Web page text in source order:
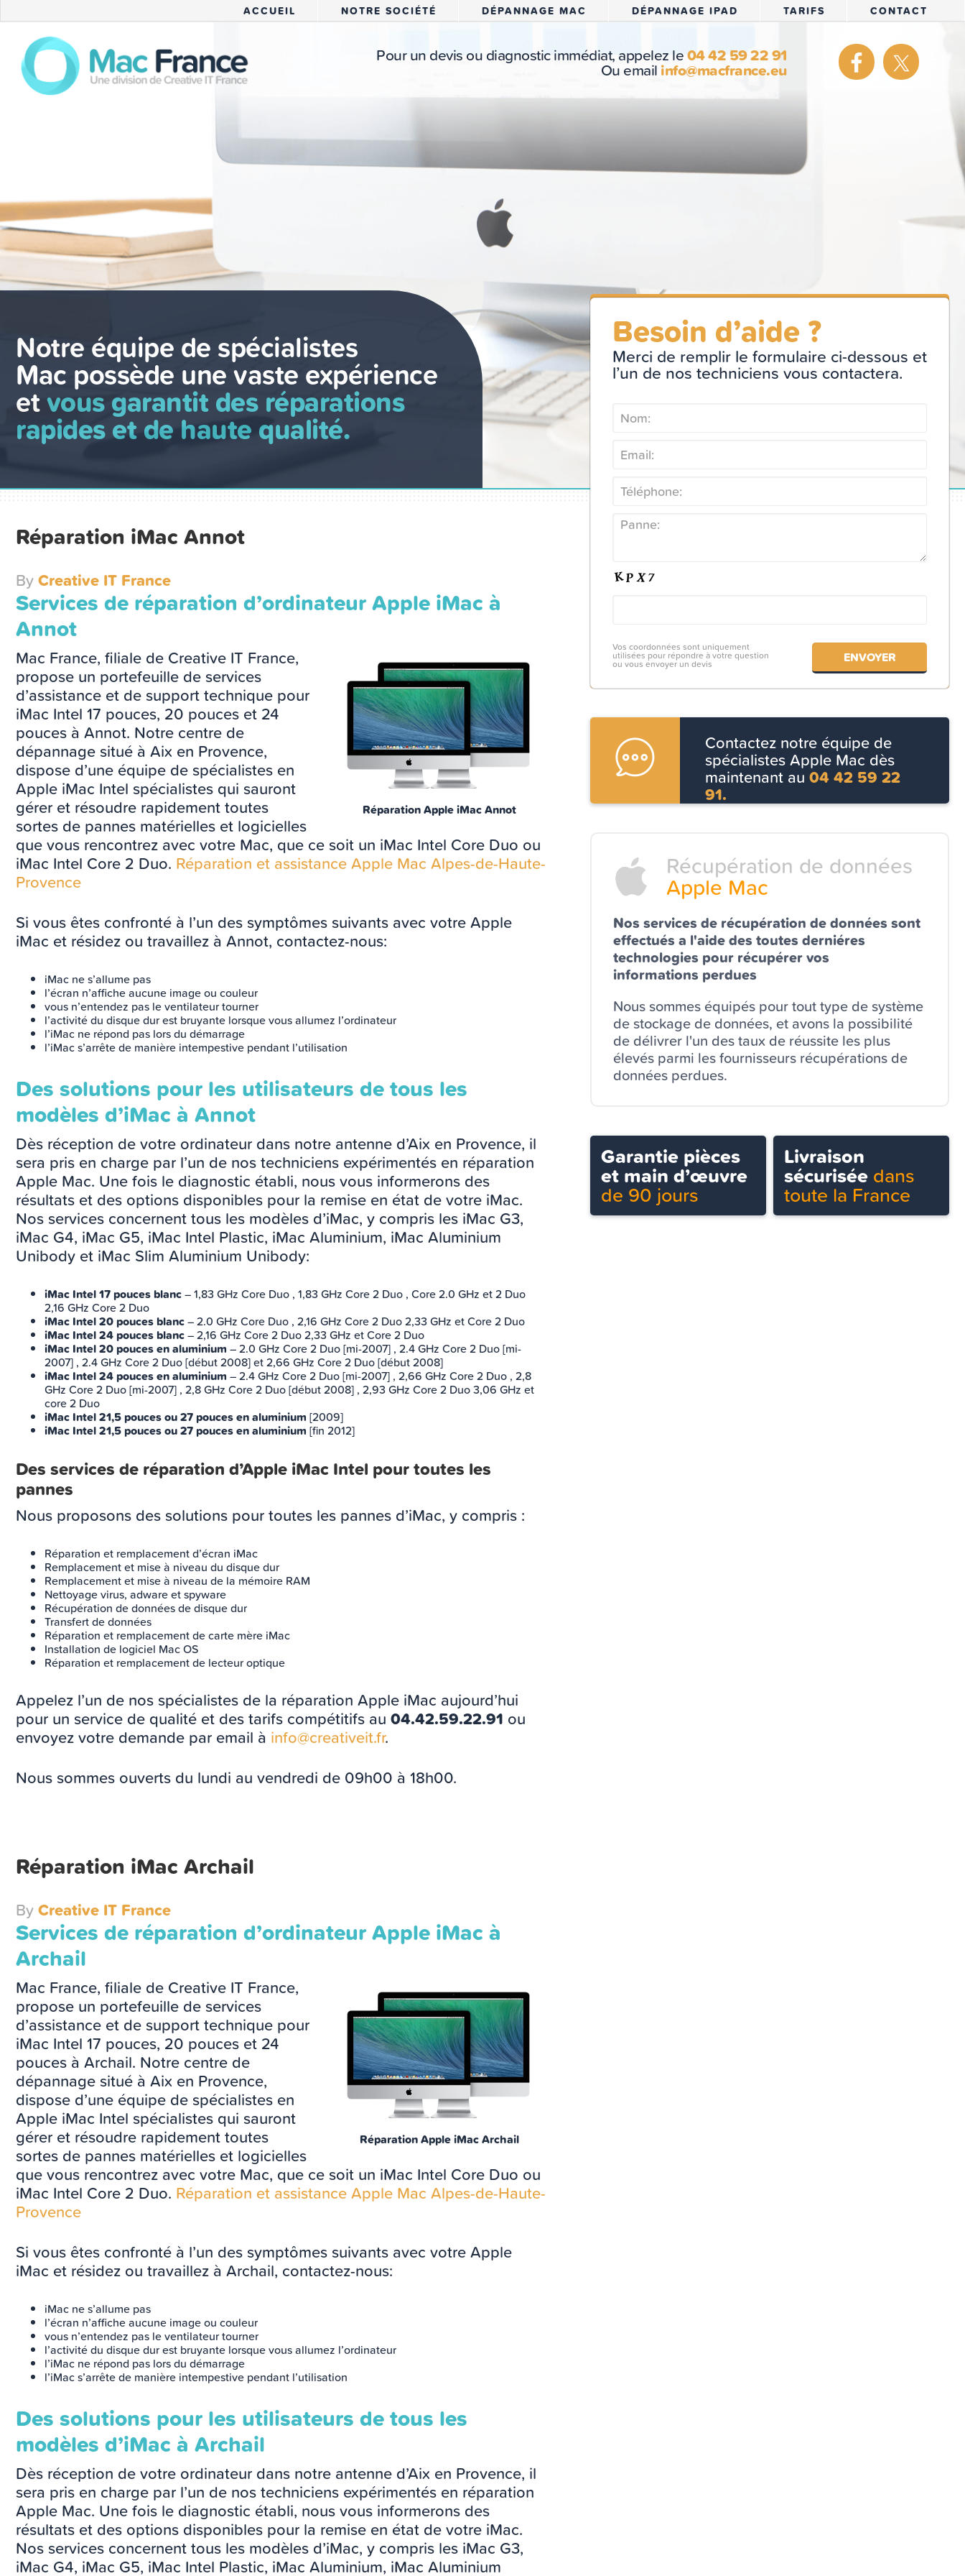
ACCUEIL NOTRE SOCIÉTÉ DÉPANNAGE MAC DÉPANNAGE IPAD TARIFS CONTACT
Pour un devis ou diagnostic immédiat, appelez le04 42 59 22 91
Ou emailinfo@macfrance.eu
Notre équipe de spécialistes
Mac possède une vaste expérience
etvous garantit des réparations
rapides et de haute qualité.
Réparation iMac Annot
ByCreative IT France
Services de réparation d’ordinateur Apple iMac à
Annot
Réparation Apple iMac Annot
Mac France, filiale de Creative IT France,
propose un portefeuille de services
d’assistance et de support technique pour
iMac Intel 17 pouces, 20 pouces et 24
pouces à Annot. Notre centre de
dépannage situé à Aix en Provence,
dispose d’une équipe de spécialistes en
Apple iMac Intel spécialistes qui sauront
gérer et résoudre rapidement toutes
sortes de pannes matérielles et logicielles
que vous rencontrez avec votre Mac, que ce soit un iMac Intel Core Duo ou
iMac Intel Core 2 Duo. Réparation et assistance Apple Mac Alpes-de-Haute-
Provence
Si vous êtes confronté à l’un des symptômes suivants avec votre Apple
iMac et résidez ou travaillez à Annot, contactez-nous:
iMac ne s’allume pas
l’écran n’affiche aucune image ou couleur
vous n’entendez pas le ventilateur tourner
l’activité du disque dur est bruyante lorsque vous allumez l’ordinateur
l’iMac ne répond pas lors du démarrage
l’iMac s’arrête de manière intempestive pendant l’utilisation
Des solutions pour les utilisateurs de tous les
modèles d’iMac à Annot
Dès réception de votre ordinateur dans notre antenne d’Aix en Provence, il
sera pris en charge par l’un de nos techniciens expérimentés en réparation
Apple Mac. Une fois le diagnostic établi, nous vous informerons des
résultats et des options disponibles pour la remise en état de votre iMac.
Nos services concernent tous les modèles d’iMac, y compris les iMac G3,
iMac G4, iMac G5, iMac Intel Plastic, iMac Aluminium, iMac Aluminium
Unibody et iMac Slim Aluminium Unibody:
iMac Intel 17 pouces blanc– 1,83 GHz Core Duo , 1,83 GHz Core 2 Duo , Core 2.0 GHz et 2 Duo
2,16 GHz Core 2 Duo
iMac Intel 20 pouces blanc– 2.0 GHz Core Duo , 2,16 GHz Core 2 Duo 2,33 GHz et Core 2 Duo
iMac Intel 24 pouces blanc– 2,16 GHz Core 2 Duo 2,33 GHz et Core 2 Duo
iMac Intel 20 pouces en aluminium – 2.0 GHz Core 2 Duo [mi-2007] , 2.4 GHz Core 2 Duo [mi-
2007] , 2.4 GHz Core 2 Duo [début 2008] et 2,66 GHz Core 2 Duo [début 2008]
iMac Intel 24 pouces en aluminium – 2.4 GHz Core 2 Duo [mi-2007] , 2,66 GHz Core 2 Duo , 2,8
GHz Core 2 Duo [mi-2007] , 2,8 GHz Core 2 Duo [début 2008] , 2,93 GHz Core 2 Duo 3,06 GHz et
core 2 Duo
iMac Intel 21,5 pouces ou 27 pouces en aluminium [2009]
iMac Intel 21,5 pouces ou 27 pouces en aluminium [fin 2012]
Des services de réparation d’Apple iMac Intel pour toutes les
pannes
Nous proposons des solutions pour toutes les pannes d’iMac, y compris :
Réparation et remplacement d’écran iMac
Remplacement et mise à niveau du disque dur
Remplacement et mise à niveau de la mémoire RAM
Nettoyage virus, adware et spyware
Récupération de données de disque dur
Transfert de données
Réparation et remplacement de carte mère iMac
Installation de logiciel Mac OS
Réparation et remplacement de lecteur optique
Appelez l’un de nos spécialistes de la réparation Apple iMac aujourd’hui
pour un service de qualité et des tarifs compétitifs au 04.42.59.22.91 ou
envoyez votre demande par email à info@creativeit.fr.
Nous sommes ouverts du lundi au vendredi de 09h00 à 18h00.
Réparation iMac Archail
ByCreative IT France
Services de réparation d’ordinateur Apple iMac à
Archail
Réparation Apple iMac Archail
Mac France, filiale de Creative IT France,
propose un portefeuille de services
d’assistance et de support technique pour
iMac Intel 17 pouces, 20 pouces et 24
pouces à Archail. Notre centre de
dépannage situé à Aix en Provence,
dispose d’une équipe de spécialistes en
Apple iMac Intel spécialistes qui sauront
gérer et résoudre rapidement toutes
sortes de pannes matérielles et logicielles
que vous rencontrez avec votre Mac, que ce soit un iMac Intel Core Duo ou
iMac Intel Core 2 Duo. Réparation et assistance Apple Mac Alpes-de-Haute-
Provence
Si vous êtes confronté à l’un des symptômes suivants avec votre Apple
iMac et résidez ou travaillez à Archail, contactez-nous:
iMac ne s’allume pas
l’écran n’affiche aucune image ou couleur
vous n’entendez pas le ventilateur tourner
l’activité du disque dur est bruyante lorsque vous allumez l’ordinateur
l’iMac ne répond pas lors du démarrage
l’iMac s’arrête de manière intempestive pendant l’utilisation
Des solutions pour les utilisateurs de tous les
modèles d’iMac à Archail
Dès réception de votre ordinateur dans notre antenne d’Aix en Provence, il
sera pris en charge par l’un de nos techniciens expérimentés en réparation
Apple Mac. Une fois le diagnostic établi, nous vous informerons des
résultats et des options disponibles pour la remise en état de votre iMac.
Nos services concernent tous les modèles d’iMac, y compris les iMac G3,
iMac G4, iMac G5, iMac Intel Plastic, iMac Aluminium, iMac Aluminium
Besoin d’aide ?
Merci de remplir le formulaire ci-dessous et
l’un de nos techniciens vous contactera.
Vos coordonnées sont uniquement
utilisées pour répondre à votre question
ou vous envoyer un devis
Contactez notre équipe de
spécialistes Apple Mac dès
maintenant au 04 42 59 22
91.
Récupération de données
Apple Mac
Nos services de récupération de données sont
effectués a l'aide des toutes derniéres
technologies pour récupérer vos
informations perdues
Nous sommes équipés pour tout type de système
de stockage de données, et avons la possibilité
de délivrer l'un des taux de réussite les plus
élevés parmi les fournisseurs récupérations de
données perdues.
Garantie pièces
et main d’œuvre
de 90 jours
Livraison
sécurisée dans
toute la France